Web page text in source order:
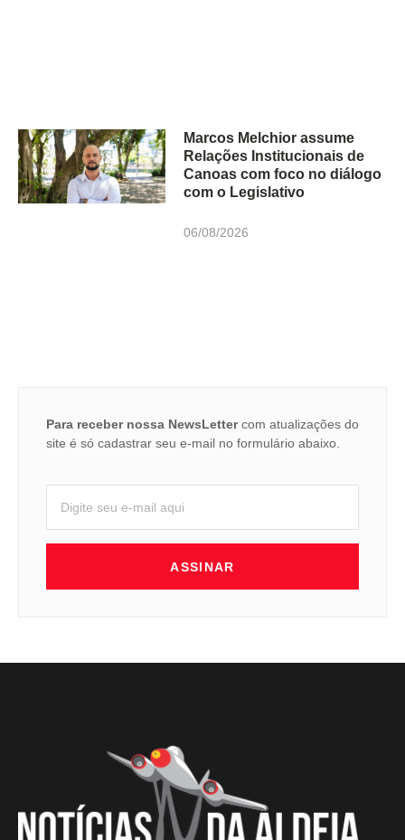
Marcos Melchior assume
Relações Institucionais de
Canoas com foco no diálogo
com o Legislativo
06/08/2026
Para receber nossa NewsLettercom atualizações do
site é só cadastrar seu e-mail no formulário abaixo.
ASSINAR